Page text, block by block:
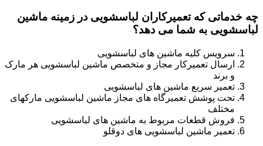
چه خدماتی که تعمیرکاران لباسشویی در زمینه ماشین
لباسشویی به شما می دهد؟
سرویس کلیه ماشین های لباسشویی
ارسال تعمیرکار مجاز و متخصص ماشین لباسشویی هر مارک
و برند
تعمیر سریع ماشین های لباسشویی
تحت پوشش تعمیرگاه های مجاز ماشین لباسشویی مارکهای
مختلف
فروش قطعات مربوط به ماشین های لباسشویی
تعمیر ماشین لباسشویی های دوقلو